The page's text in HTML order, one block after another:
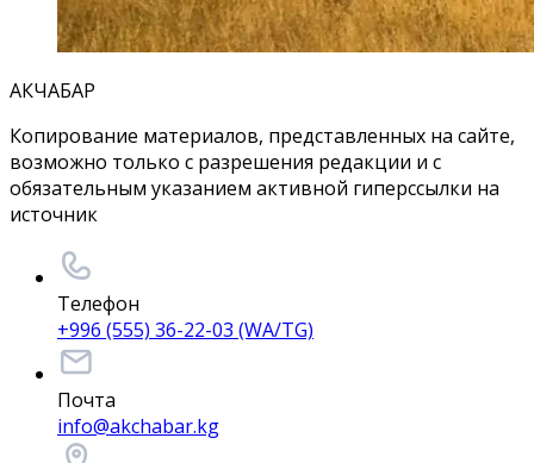
АКЧАБАР
Копирование материалов, представленных на сайте,
возможно только с разрешения редакции и с
обязательным указанием активной гиперссылки на
источник
Телефон
+996 (555) 36-22-03 (WA/TG)
Почта
info@akchabar.kg